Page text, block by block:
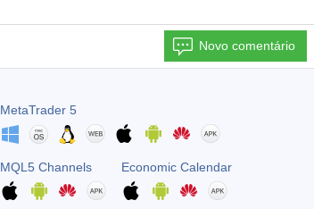
Novo comentário
MetaTrader 5
MQL5 Channels Economic Calendar